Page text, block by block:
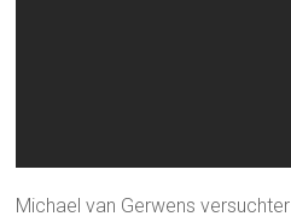
Michael van Gerwens versuchter